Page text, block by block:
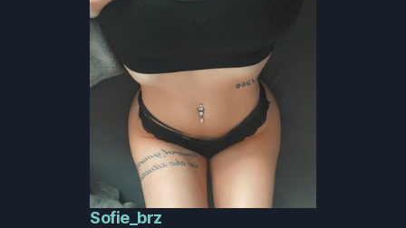
Sofie_brz